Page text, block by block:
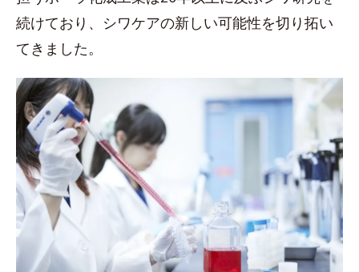
続けており、シワケアの新しい可能性を切り拓い
てきました。